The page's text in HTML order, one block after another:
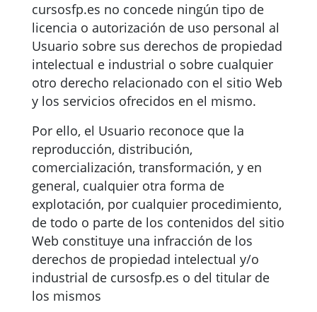
cursosfp.es no concede ningún tipo de
licencia o autorización de uso personal al
Usuario sobre sus derechos de propiedad
intelectual e industrial o sobre cualquier
otro derecho relacionado con el sitio Web
y los servicios ofrecidos en el mismo.
Por ello, el Usuario reconoce que la
reproducción, distribución,
comercialización, transformación, y en
general, cualquier otra forma de
explotación, por cualquier procedimiento,
de todo o parte de los contenidos del sitio
Web constituye una infracción de los
derechos de propiedad intelectual y/o
industrial de cursosfp.es o del titular de
los mismos